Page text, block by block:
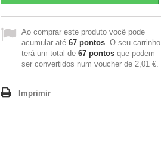
Ao comprar este produto você pode
acumular até 67 pontos . O seu carrinho
terá um total de 67 pontos que podem
ser convertidos num voucher de 2,01 €
Imprimir